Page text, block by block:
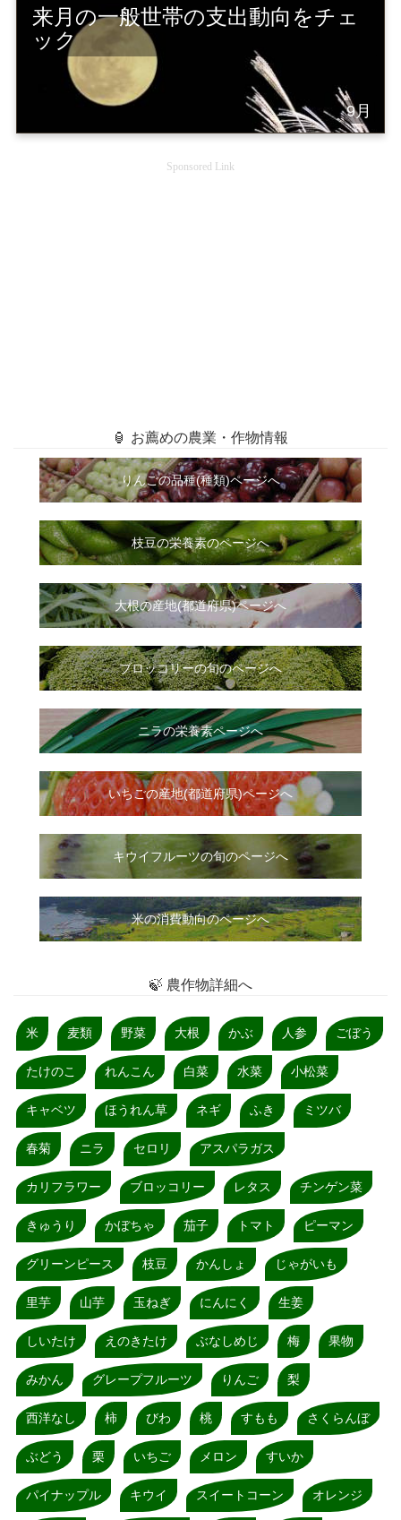
来月の一般世帯の支出動向をチェ
ック
9月
Sponsored Link
🏮 お薦めの農業・作物情報
りんごの品種(種類)ページへ
枝豆の栄養素のページへ
大根の産地(都道府県)ページへ
ブロッコリーの旬のページへ
ニラの栄養素ページへ
いちごの産地(都道府県)ページへ
キウイフルーツの旬のページへ
米の消費動向のページへ
🍃 農作物詳細へ
米 麦類 野菜 大根 かぶ 人参 ごぼう
たけのこ れんこん 白菜 水菜 小松菜
キャベツ ほうれん草 ネギ ふき ミツバ
春菊 ニラ セロリ アスパラガス
カリフラワー ブロッコリー レタス チンゲン菜
きゅうり かぼちゃ 茄子 トマト ピーマン
グリーンピース 枝豆 かんしょ じゃがいも
里芋 山芋 玉ねぎ にんにく 生姜
しいたけ えのきたけ ぶなしめじ 梅 果物
みかん グレープフルーツ りんご 梨
西洋なし 柿 びわ 桃 すもも さくらんぼ
ぶどう 栗 いちご メロン すいか
パイナップル キウイ スイートコーン オレンジ